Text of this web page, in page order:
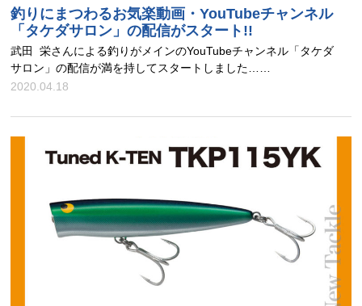
釣りにまつわるお気楽動画・YouTubeチャンネル
「タケダサロン」の配信がスタート!!
武田 栄さんによる釣りがメインのYouTubeチャンネル「タケダ
サロン」の配信が満を持してスタートしました……
2020.04.18